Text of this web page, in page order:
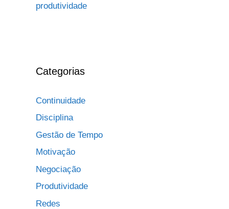
produtividade
Categorias
Continuidade
Disciplina
Gestão de Tempo
Motivação
Negociação
Produtividade
Redes